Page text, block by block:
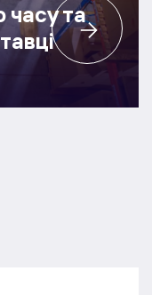
часу та